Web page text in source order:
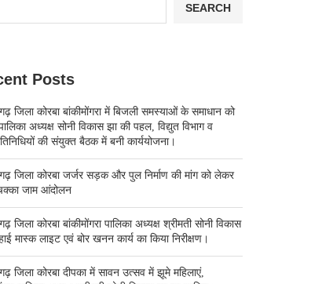
SEARCH
Posts
जिला कोरबा बांकीमोंगरा में बिजली समस्याओं के समाधान को
अध्यक्ष सोनी विकास झा की पहल, विद्युत विभाग व
की संयुक्त बैठक में बनी कार्ययोजना।
जिला कोरबा जर्जर सड़क और पुल निर्माण की मांग को लेकर
जाम आंदोलन
जिला कोरबा बांकीमोंगरा पालिका अध्यक्ष श्रीमती सोनी विकास
मास्क लाइट एवं बोर खनन कार्य का किया निरीक्षण।
जिला कोरबा दीपका में सावन उत्सव में झूमे महिलाएं,